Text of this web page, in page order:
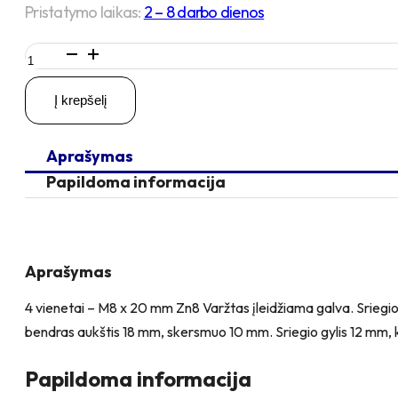
Pristatymo laikas: 2 – 8 darbo dienos
produkto
kiekis:
4
vienetai
–
20
Zn
+
4
vienetai
–
NT
x
16
Į krepšelį
Aprašymas
Papildoma informacija
Aprašymas
4 vienetai – M8 x 20 mm Zn8 Varžtas įleidžiama galva.
bendras aukštis 18 mm, skersmuo 10 mm. Sriegio gylis 12
Papildoma informacija